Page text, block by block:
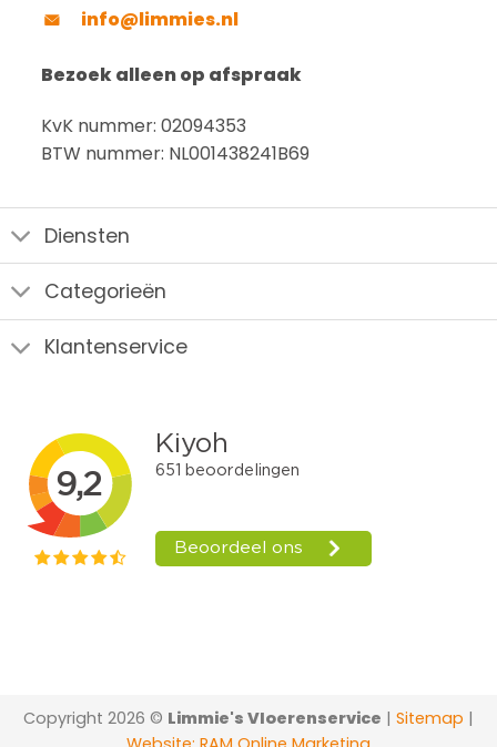
info@limmies.nl
Bezoek alleen op afspraak
KvK nummer: 02094353
BTW nummer: NL001438241B69
Diensten
Categorieën
Klantenservice
Copyright 2026 © Limmie's Vloerenservice | Sitemap |